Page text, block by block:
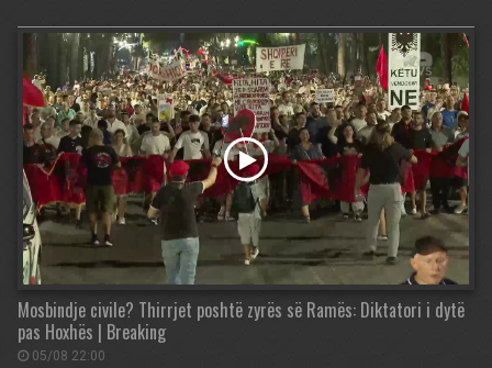
Mosbindje civile? Thirrjet poshtë zyrës së Ramës: Diktatori i dytë
pas Hoxhës | Breaking
05/08 22:00